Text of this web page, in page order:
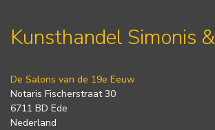
Kunsthandel Simonis
De Salons van de 19e Eeuw
Notaris Fischerstraat 30
6711 BD Ede
Nederland